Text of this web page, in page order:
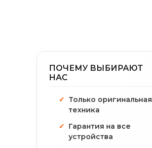
ПОЧЕМУ ВЫБИРАЮТ
НАС
Только оригинальная
техника
Гарантия на все
устройства